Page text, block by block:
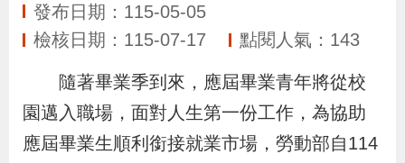
訊
息
布
發布日期：115-05-05
檢核日期：115-07-17
點閱人氣：143
隨著畢業季到來，應屆畢業青年將從校
園邁入職場，面對人生第一份工作，為協助
應屆畢業生順利銜接就業市場，勞動部自114